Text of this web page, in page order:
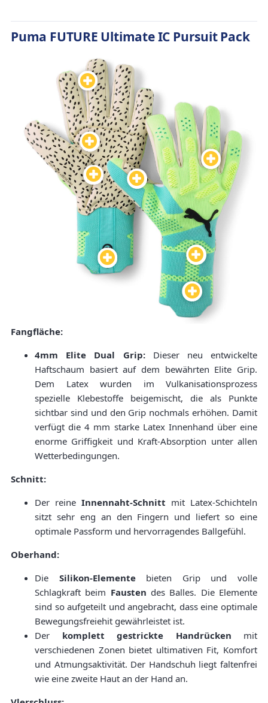
Puma FUTURE Ultimate IC Pursuit Pack
Fangfläche:
4mm Elite Dual Grip:Dieser neu entwickelte
Haftschaum basiert auf dem bewährten Elite Grip.
Dem Latex wurden im Vulkanisationsprozess
spezielle Klebestoffe beigemischt, die als Punkte
sichtbar sind und den Grip nochmals erhöhen. Damit
verfügt die 4 mm starke Latex Innenhand über eine
enorme Griffigkeit und Kraft-Absorption unter allen
Wetterbedingungen.
Schnitt:
Der reine Innennaht-Schnitt mit Latex-Schichteln
sitzt sehr eng an den Fingern und liefert so eine
optimale Passform und hervorragendes Ballgefühl.
Oberhand:
Die Silikon-Elemente bieten Grip und volle
Schlagkraft beim Faustendes Balles. Die Elemente
sind so aufgeteilt und angebracht, dass eine optimale
Bewegungsfreiehit gewährleistet ist.
Der komplett gestrickte Handrücken mit
verschiedenen Zonen bietet ultimativen Fit, Komfort
und Atmungsaktivität. Der Handschuh liegt faltenfrei
wie eine zweite Haut an der Hand an.